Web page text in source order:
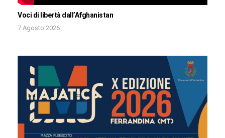
Voci di libertà dall’Afghanistan
7 Agosto 2026